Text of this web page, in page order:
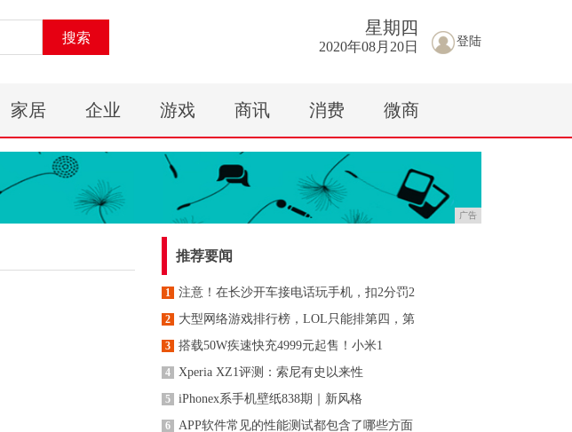
搜索 登陆
星期 四
2020年08月20日
家居 企业 游戏 商讯 消费 微商
广告
推荐要闻
1 注意！在长沙开车接电话玩手机，扣2分罚2
2 大型网络游戏排行榜，LOL只能排第四，第
3 搭载50W疾速快充4999元起售！小米1
4 Xperia XZ1评测：索尼有史以来性
5 iPhonex系手机壁纸838期｜新风格
6 APP软件常见的性能测试都包含了哪些方面